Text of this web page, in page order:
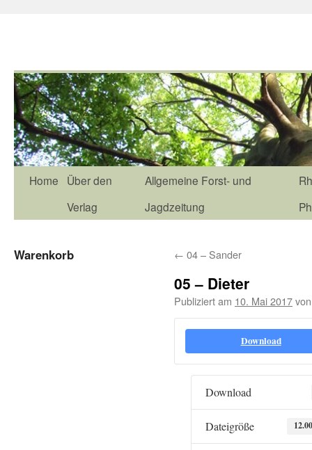
Home
Über den
Verlag
Allgemeine Forst- und
Jagdzeitung
← 04 – Sander
05 – Dieter
Publiziert am 10. Mai 2017von
Download
Download
Dateigröße
Warenkorb